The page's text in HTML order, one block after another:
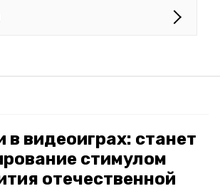
в видеоиграх: станет
стимулом
отечественной